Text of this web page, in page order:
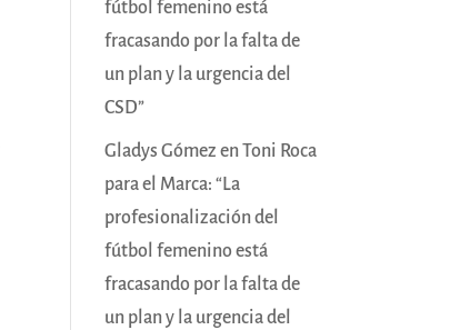
fútbol femenino está
fracasando por la falta de
un plan y la urgencia del
CSD”
Gladys Gómez enToni Roca
para el Marca: “La
profesionalización del
fútbol femenino está
fracasando por la falta de
un plan y la urgencia del